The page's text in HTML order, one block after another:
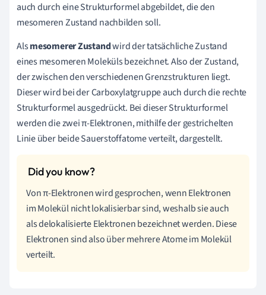
auch durch eine Strukturformel abgebildet, die den
mesomeren Zustand nachbilden soll.
Alsmesomerer Zustandwird der tatsächliche Zustand
eines mesomeren Moleküls bezeichnet. Also der Zustand,
der zwischen den verschiedenen Grenzstrukturen liegt.
Dieser wird bei der Carboxylatgruppe auch durch die rechte
Strukturformel ausgedrückt. Bei dieser Strukturformel
werden die zwei π-Elektronen, mithilfe der gestrichelten
Linie über beide Sauerstoffatome verteilt, dargestellt.
Von π-Elektronen wird gesprochen, wenn Elektronen
im Molekül nicht lokalisierbar sind, weshalb sie auch
als delokalisierte Elektronen bezeichnet werden. Diese
Elektronen sind also über mehrere Atome im Molekül
verteilt.